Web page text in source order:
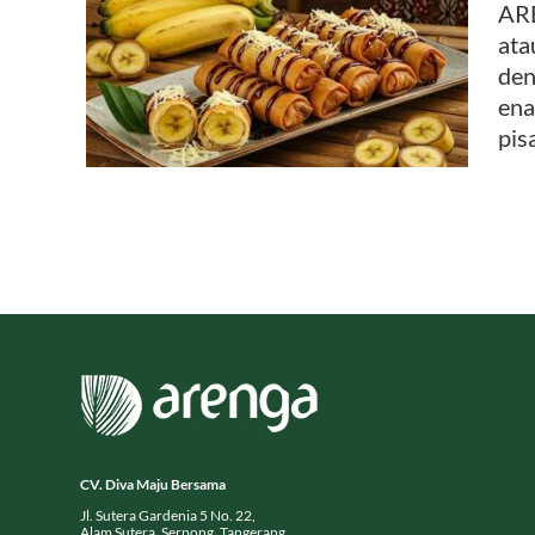
CV. Diva Maju Bersama
Jl. Sutera Gardenia 5 No. 22,